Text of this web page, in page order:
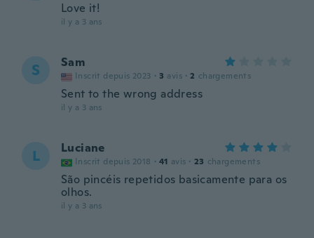
Love it!
il y a 3 ans
S Sam
Inscrit depuis 2023 · 3 avis · 2 chargements
Sent to the wrong address
il y a 3 ans
L Luciane
Inscrit depuis 2018 · 41 avis · 23 chargements
São pincéis repetidos basicamente para os
olhos.
il y a 3 ans